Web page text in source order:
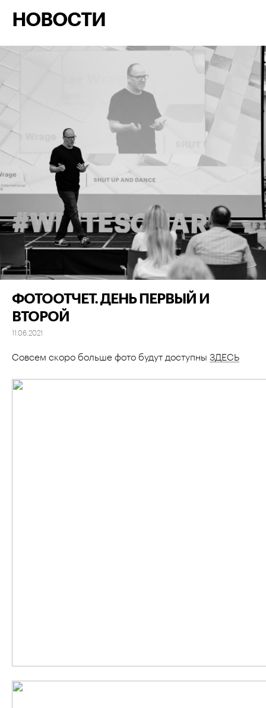
НОВОСТИ
ФОТООТЧЕТ. ДЕНЬ ПЕРВЫЙ И
ВТОРОЙ
11.06.2021
Совсем скоро больше фото будут доступны ЗДЕСЬ